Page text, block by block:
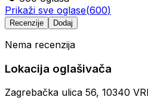
Prikaži sve oglase(600)
Recenzije Dodaj
Nema recenzija
Lokacija oglašivača
Zagrebačka ulica 56, 10340